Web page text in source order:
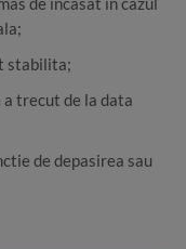
stabilita;
a trecut de la data
de depasirea sau